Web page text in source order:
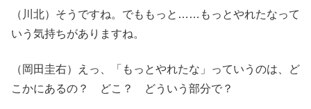
（川北）そうですね。でももっと……もっとやれたなって
いう気持ちがありますね。
（岡田圭右）えっ、「もっとやれたな」っていうのは、ど
こかにあるの？ どこ？ どういう部分で？